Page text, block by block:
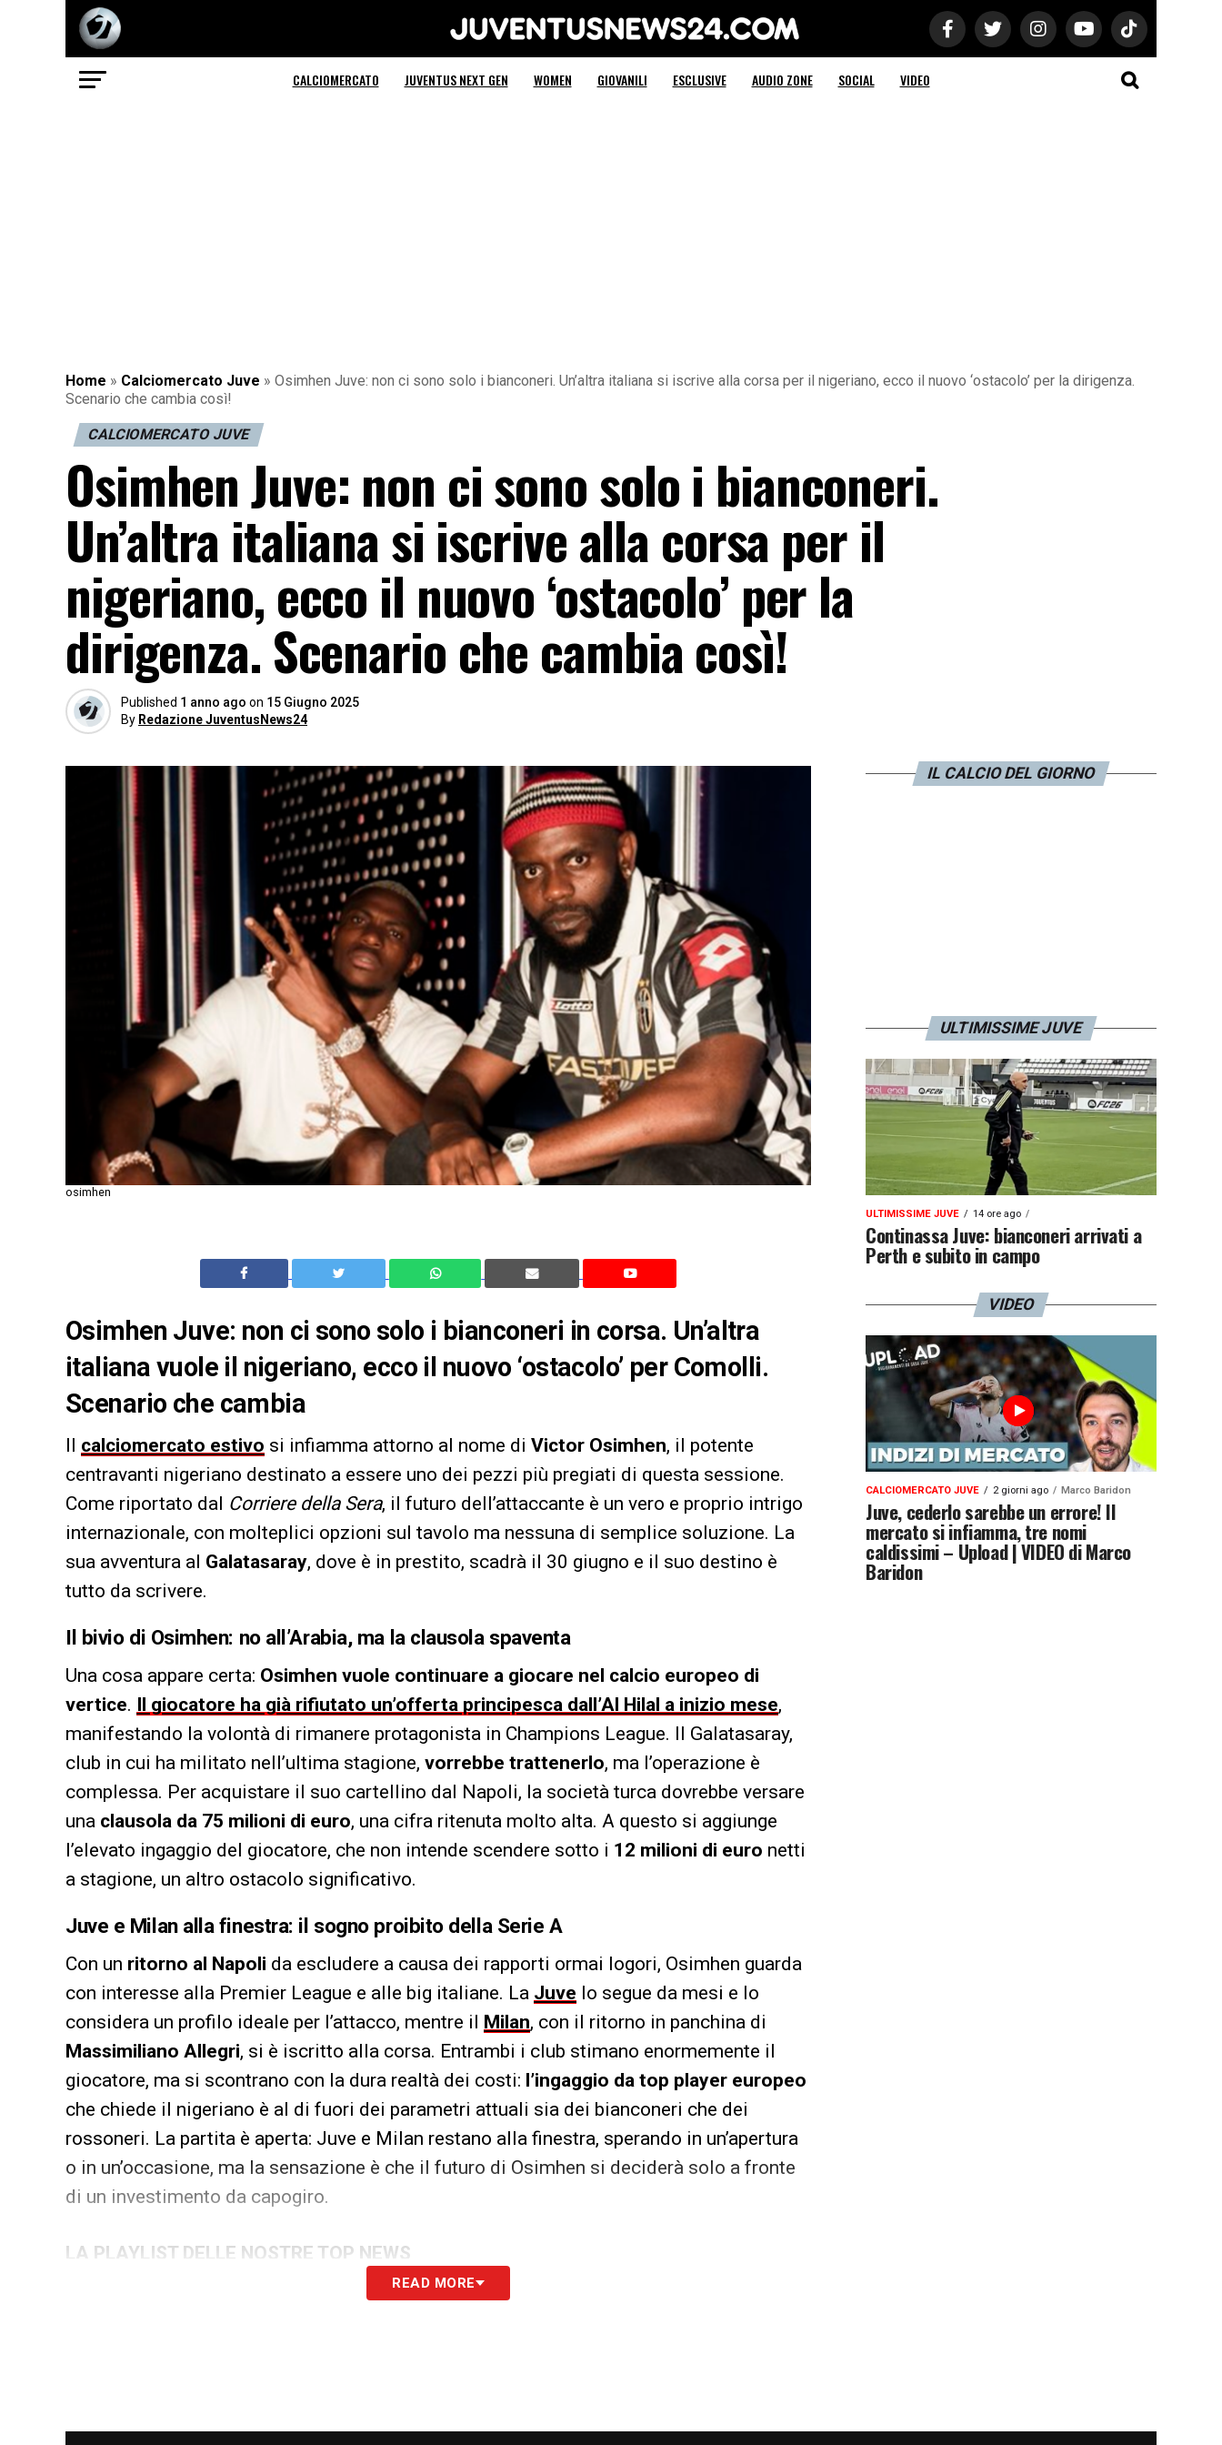
Juventus News 24
CALCIOMERCATO JUVENTUS NEXT GEN WOMEN GIOVANILI ESCLUSIVE AUDIO ZONE SOCIAL VIDEO
Home » Calciomercato Juve » Osimhen Juve: non ci sono solo i bianconeri. Un’altra italiana si iscrive alla corsa per il nigeriano, ecco il nuovo ‘ostacolo’ per la dirigenza.
Scenario che cambia così!
CALCIOMERCATO JUVE
Osimhen Juve: non ci sono solo i bianconeri.
Un’altra italiana si iscrive alla corsa per il
nigeriano, ecco il nuovo ‘ostacolo’ per la
dirigenza. Scenario che cambia così!
Published 1 anno ago on 15 Giugno 2025
By Redazione JuventusNews24
osimhen
Osimhen Juve: non ci sono solo i bianconeri in corsa. Un’altra
italiana vuole il nigeriano, ecco il nuovo ‘ostacolo’ per Comolli.
Scenario che cambia
Il calciomercato estivo si infiamma attorno al nome di Victor Osimhen, il potente
centravanti nigeriano destinato a essere uno dei pezzi più pregiati di questa sessione.
Come riportato dal Corriere della Sera, il futuro dell’attaccante è un vero e proprio intrigo
internazionale, con molteplici opzioni sul tavolo ma nessuna di semplice soluzione. La
sua avventura al Galatasaray, dove è in prestito, scadrà il 30 giugno e il suo destino è
tutto da scrivere.
Il bivio di Osimhen: no all’Arabia, ma la clausola spaventa
Una cosa appare certa: Osimhen vuole continuare a giocare nel calcio europeo di
vertice. Il giocatore ha già rifiutato un’offerta principesca dall’Al Hilal a inizio mese,
manifestando la volontà di rimanere protagonista in Champions League. Il Galatasaray,
club in cui ha militato nell’ultima stagione, vorrebbe trattenerlo, ma l’operazione è
complessa. Per acquistare il suo cartellino dal Napoli, la società turca dovrebbe versare
una clausola da 75 milioni di euro, una cifra ritenuta molto alta. A questo si aggiunge
l’elevato ingaggio del giocatore, che non intende scendere sotto i 12 milioni di euro netti
a stagione, un altro ostacolo significativo.
Juve e Milan alla finestra: il sogno proibito della Serie A
Con un ritorno al Napoli da escludere a causa dei rapporti ormai logori, Osimhen guarda
con interesse alla Premier League e alle big italiane. La Juve lo segue da mesi e lo
considera un profilo ideale per l’attacco, mentre il Milan, con il ritorno in panchina di
Massimiliano Allegri, si è iscritto alla corsa. Entrambi i club stimano enormemente il
giocatore, ma si scontrano con la dura realtà dei costi: l’ingaggio da top player europeo
che chiede il nigeriano è al di fuori dei parametri attuali sia dei bianconeri che dei
rossoneri. La partita è aperta: Juve e Milan restano alla finestra, sperando in un’apertura
o in un’occasione, ma la sensazione è che il futuro di Osimhen si deciderà solo a fronte
di un investimento da capogiro.
LA PLAYLIST DELLE NOSTRE TOP NEWS
READ MORE
IL CALCIO DEL GIORNO
ULTIMISSIME JUVE
ULTIMISSIME JUVE 14 ore ago
Continassa Juve: bianconeri arrivati a
Perth e subito in campo
VIDEO
CALCIOMERCATO JUVE 2 giorni ago Marco Baridon
Juve, cederlo sarebbe un errore! Il
mercato si infiamma, tre nomi
caldissimi – Upload | VIDEO di Marco
Baridon